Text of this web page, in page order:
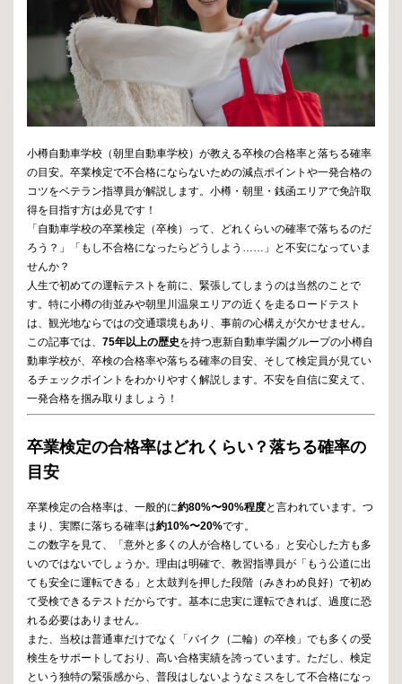
小樽自動車学校（朝里自動車学校）が教える卒検の合格率と落ちる確率
の目安。卒業検定で不合格にならないための減点ポイントや一発合格の
コツをベテラン指導員が解説します。小樽・朝里・銭函エリアで免許取
得を目指す方は必見です！
「自動車学校の卒業検定（卒検）って、どれくらいの確率で落ちるのだ
ろう？」「もし不合格になったらどうしよう……」と不安になっていま
せんか？
人生で初めての運転テストを前に、緊張してしまうのは当然のことで
す。特に小樽の街並みや朝里川温泉エリアの近くを走るロードテスト
は、観光地ならではの交通環境もあり、事前の心構えが欠かせません。
この記事では、 75年以上の歴史を持つ恵新自動車学園グループの小樽自
動車学校が、卒検の合格率や落ちる確率の目安、そして検定員が見てい
るチェックポイントをわかりやすく解説します。不安を自信に変えて、
一発合格を掴み取りましょう！
卒業検定の合格率はどれくらい？落ちる確率の
目安
卒業検定の合格率は、一般的に約80%〜90%程度と言われています。つ
まり、実際に落ちる確率は約10%〜20%です。
この数字を見て、「意外と多くの人が合格している」と安心した方も多
いのではないでしょうか。理由は明確で、教習指導員が「もう公道に出
ても安全に運転できる」と太鼓判を押した段階（みきわめ良好）で初め
て受検できるテストだからです。基本に忠実に運転できれば、過度に恐
れる必要はありません。
また、当校は普通車だけでなく「バイク（二輪）の卒検」でも多くの受
検生をサポートしており、高い合格実績を誇っています。ただし、検定
という独特の緊張感から、普段はしないようなミスをして不合格になっ